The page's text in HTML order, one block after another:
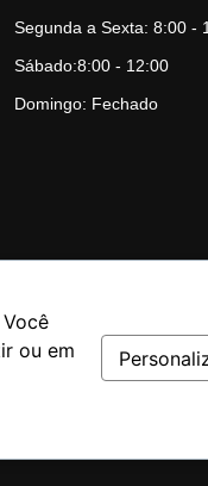
Segunda a Sexta: 8:00 -
Sábado:8:00 - 12:00
Domingo: Fechado
ou em